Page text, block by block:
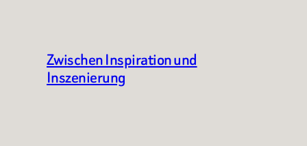
Zwischen Inspiration und
Inszenierung